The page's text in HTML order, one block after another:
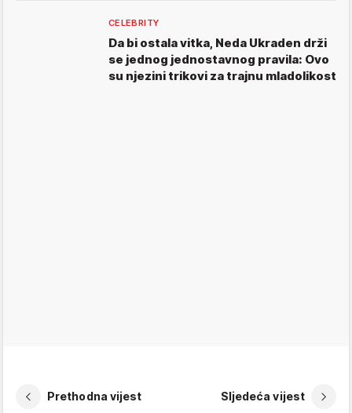
CELEBRITY
Da bi ostala vitka, Neda Ukraden drži
se jednog jednostavnog pravila: Ovo
su njezini trikovi za trajnu mladolikost
Prethodna vijest Sljedeća vijest